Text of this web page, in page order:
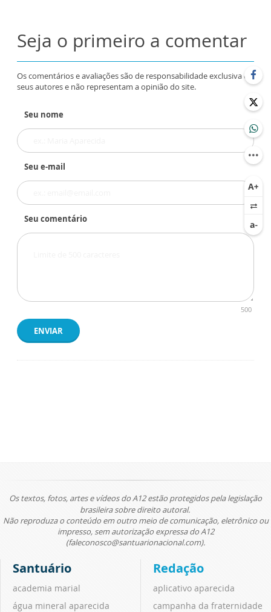
Seja o primeiro a comentar
Os comentários e avaliações são de responsabilidade exclusiva de
seus autores e não representam a opinião do site.
Seu nome
Seu e-mail
Seu comentário
500
ENVIAR
Os textos, fotos, artes e vídeos do A12 estão protegidos pela legislação
brasileira sobre direito autoral.
Não reproduza o conteúdo em outro meio de comunicação, eletrônico ou
impresso, sem autorização expressa do A12
(faleconosco@santuarionacional.com).
Santuário
academia marial
água mineral aparecida
Redação
aplicativo aparecida
campanha da fraternidade